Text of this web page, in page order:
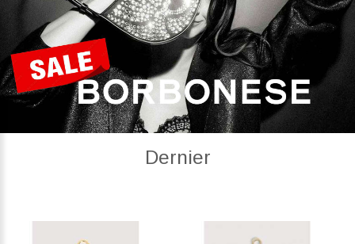
Dernier